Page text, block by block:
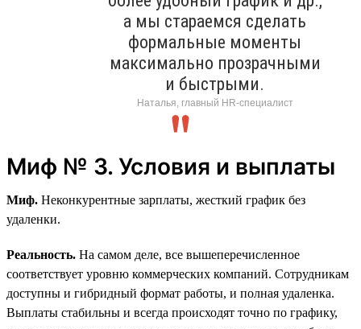
а мы стараемся сделать
формальные моменты
максимально прозрачными
и быстрыми.
Наталья, главный HR-специалист
Миф № 3. Условия и выплаты
Миф. Неконкурентные зарплаты, жесткий график без
удаленки.
Реальность. На самом деле, все вышеперечисленное
соответствует уровню коммерческих компаний. Сотрудникам
доступны и гибридный формат работы, и полная удаленка.
Выплаты стабильны и всегда происходят точно по графику,